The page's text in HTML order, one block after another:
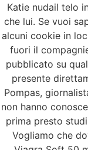
Katie nudail telo
che lui. Se vuoi
alcuni cookie in
fuori il
pubblicato su
presente
Pompas,
non hanno
prima presto
Vogliamo che